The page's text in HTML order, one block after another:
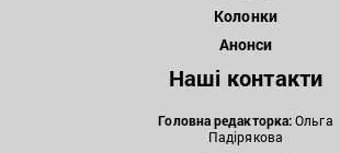
Колонки
Анонси
Наші контакти
Головна редакторка:Ольга
Падірякова